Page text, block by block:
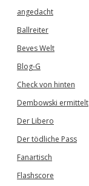
angedacht
Ballreiter
Beves Welt
Blog-G
Check von hinten
Dembowski ermittelt
Der Libero
Der tödliche Pass
Fanartisch
Flashscore